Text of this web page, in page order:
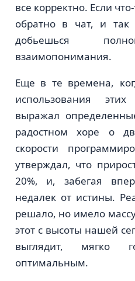
все корректно. Если
обратно в чат, и
добьешься
взаимопонимания.
Еще в те времена,
использования
выражал
радостном хоре о
скорости
утверждал, что
20%, и, забегая
недалек от истины.
решало, но имело
этот с высоты нашей
выглядит, мягко
оптимальным.